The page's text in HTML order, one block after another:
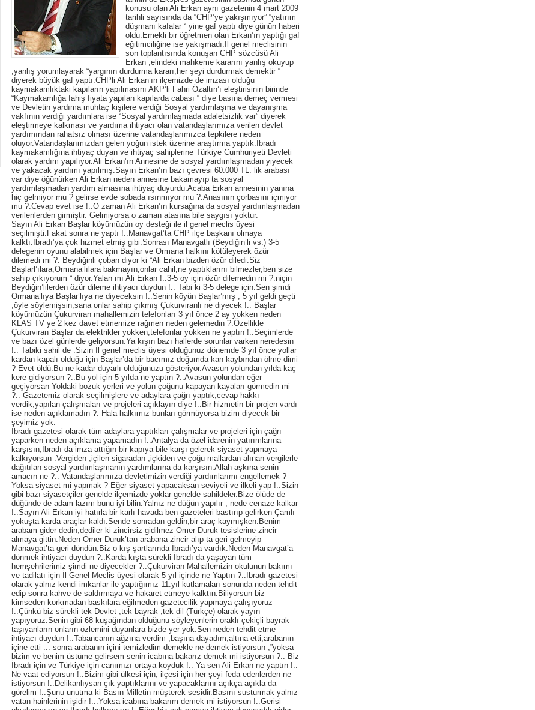
konusu olan Ali Erkan aynı gazetenin 4 mart 2009
tarihli sayısında da “CHP’ye yakışmıyor” “yatırım
düşmanı kafalar “ yine gaf yaptı diye günün haberi
oldu.Emekli bir öğretmen olan Erkan’ın yaptığı gaf
eğitimciliğine ise yakışmadı.İl genel meclisinin
son toplantısında konuşan CHP sözcüsü Ali
Erkan ,elindeki mahkeme kararını yanlış okuyup
,yanlış yorumlayarak “yargının durdurma kararı,her şeyi durdurmak demektir “
diyerek büyük gaf yaptı.CHPli Ali Erkan’ın ilçemizde de imzası olduğu
kaymakamlıktaki kapıların yapılmasını AKP’li Fahri Özaltın’ı eleştirisinin birinde
“Kaymakamlığa fahiş fiyata yapılan kapılarda cabası “ diye basına demeç vermesi
ve Devletin yardıma muhtaç kişilere verdiği Sosyal yardımlaşma ve dayanışma
vakfının verdiği yardımlara ise “Sosyal yardımlaşmada adaletsizlik var” diyerek
eleştirmeye kalkması ve yardıma ihtiyacı olan vatandaşlarımıza verilen devlet
yardımından rahatsız olması üzerine vatandaşlarımızca tepkilere neden
oluyor.Vatandaşlarımızdan gelen yoğun istek üzerine araştırma yaptık.İbradı
kaymakamlığına ihtiyaç duyan ve ihtiyaç sahiplerine Türkiye Cumhuriyeti Devleti
olarak yardım yapılıyor.Ali Erkan’ın Annesine de sosyal yardımlaşmadan yiyecek
ve yakacak yardımı yapılmış.Sayın Erkan’ın bazı çevresi 60.000 TL. lik arabası
var diye öğünürken Ali Erkan neden annesine bakamayıp ta sosyal
yardımlaşmadan yardım almasına ihtiyaç duyurdu.Acaba Erkan annesinin yanına
hiç gelmiyor mu ? gelirse evde sobada ısınmıyor mu ?.Anasının çorbasını içmiyor
mu ?.Cevap evet ise !..O zaman Ali Erkan’ın kursağına da sosyal yardımlaşmadan
verilenlerden girmiştir. Gelmiyorsa o zaman atasına bile saygısı yoktur.
Sayın Ali Erkan Başlar köyümüzün oy desteği ile il genel meclis üyesi
seçilmişti.Fakat sonra ne yaptı !..Manavgat’ta CHP ilçe başkanı olmaya
kalktı.İbradı’ya çok hizmet etmiş gibi.Sonrası Manavgatlı (Beydiğin’li vs.) 3-5
delegenin oyunu alabilmek için Başlar ve Ormana halkını kötüleyerek özür
dilemedi mi ?. Beydiğinli çoban diyor ki “Ali Erkan bizden özür diledi.Siz
Başlarl’ılara,Ormana’lılara bakmayın,onlar cahil,ne yaptıklarını bilmezler,ben size
sahip çıkıyorum “ diyor.Yalan mı Ali Erkan !..3-5 oy için özür dilemedin mi ?.niçin
Beydiğin’lilerden özür dileme ihtiyacı duydun !.. Tabi ki 3-5 delege için.Sen şimdi
Ormana’lıya Başlar’lıya ne diyeceksin !..Senin köyün Başlar’mış , 5 yıl geldi geçti
,öyle söylemişsin,sana onlar sahip çıkmış Çukurviranlı ne diyecek !.. Başlar
köyümüzün Çukurviran mahallemizin telefonları 3 yıl önce 2 ay yokken neden
KLAS TV ye 2 kez davet etmemize rağmen neden gelemedin ?.Özellikle
Çukurviran Başlar da elektrikler yokken,telefonlar yokken ne yaptın !..Seçimlerde
ve bazı özel günlerde geliyorsun.Ya kışın bazı hallerde sorunlar varken neredesin
!.. Tabiki sahil de .Sizin İl genel meclis üyesi olduğunuz dönemde 3 yıl önce yollar
kardan kapalı olduğu için Başlar’da bir bacımız doğumda kan kaybından ölme dimi
? Evet öldü.Bu ne kadar duyarlı olduğunuzu gösteriyor.Avasun yolundan yılda kaç
kere gidiyorsun ?..Bu yol için 5 yılda ne yaptın ?..Avasun yolundan eğer
geçiyorsan Yoldaki bozuk yerleri ve yolun çoğunu kapayan kayaları görmedin mi
?.. Gazetemiz olarak seçilmişlere ve adaylara çağrı yaptık,cevap hakkı
verdik,yapılan çalışmaları ve projeleri açıklayın diye !..Bir hizmetin bir projen vardı
ise neden açıklamadın ?. Hala halkımız bunları görmüyorsa bizim diyecek bir
şeyimiz yok.
İbradı gazetesi olarak tüm adaylara yaptıkları çalışmalar ve projeleri için çağrı
yaparken neden açıklama yapamadın !..Antalya da özel idarenin yatırımlarına
karşısın,İbradı da imza attığın bir kapıya bile karşı gelerek siyaset yapmaya
kalkıyorsun .Vergiden ,içilen sigaradan ,içkiden ve çoğu mallardan alınan vergilerle
dağıtılan sosyal yardımlaşmanın yardımlarına da karşısın.Allah aşkına senin
amacın ne ?.. Vatandaşlarımıza devletimizin verdiği yardımlarımı engellemek ?
Yoksa siyaset mi yapmak ? Eğer siyaset yapacaksan seviyeli ve ilkeli yap !..Sizin
gibi bazı siyasetçiler genelde ilçemizde yoklar genelde sahildeler.Bize ölüde de
düğünde de adam lazım bunu iyi bilin.Yalnız ne düğün yapılır , nede cenaze kalkar
!..Sayın Ali Erkan iyi hatırla bir karlı havada ben gazeteleri bastırıp gelirken Çamlı
yokuşta karda araçlar kaldı.Sende sonradan geldin,bir araç kaymışken.Benim
arabam gider dedin,dediler ki zincirsiz gidilmez Ömer Duruk tesislerine zincir
almaya gittin.Neden Ömer Duruk’tan arabana zincir alıp ta geri gelmeyip
Manavgat’ta geri döndün.Biz o kış şartlarında İbradı’ya vardık.Neden Manavgat’a
dönmek ihtiyacı duydun ?..Karda kışta sürekli İbradı da yaşayan tüm
hemşehrilerimiz şimdi ne diyecekler ?..Çukurviran Mahallemizin okulunun bakımı
ve tadilatı için İl Genel Meclis üyesi olarak 5 yıl içinde ne Yaptın ?..İbradı gazetesi
olarak yalnız kendi imkanlar ile yaptığımız 11.yıl kutlamaları sonunda neden tehdit
edip sonra kahve de saldırmaya ve hakaret etmeye kalktın.Biliyorsun biz
kimseden korkmadan baskılara eğilmeden gazetecilik yapmaya çalışıyoruz
!..Çünkü biz sürekli tek Devlet ,tek bayrak ,tek dil (Türkçe) olarak yayın
yapıyoruz.Senin gibi 68 kuşağından olduğunu söyleyenlerin oraklı çekiçli bayrak
taşıyanların onların özlemini duyanlara bizde yer yok.Sen neden tehdit etme
ihtiyacı duydun !..Tabancanın ağzına verdim ,başına dayadım,altına etti,arabanın
içine etti ... sonra arabanın içini temizledim demekle ne demek istiyorsun ;”yoksa
bizim ve benim üstüme gelirsem senin icabına bakarız demek mi istiyorsun ?.. Biz
İbradı için ve Türkiye için canımızı ortaya koyduk !.. Ya sen Ali Erkan ne yaptın !..
Ne vaat ediyorsun !..Bizim gibi ülkesi için, ilçesi için her şeyi feda edenlerden ne
istiyorsun !..Delikanlıysan çık yaptıklarını ve yapacaklarını açıkça açıkla da
görelim !..Şunu unutma ki Basın Milletin müşterek sesidir.Basını susturmak yalnız
vatan hainlerinin işidir !...Yoksa icabına bakarım demek mi istiyorsun !..Gerisi